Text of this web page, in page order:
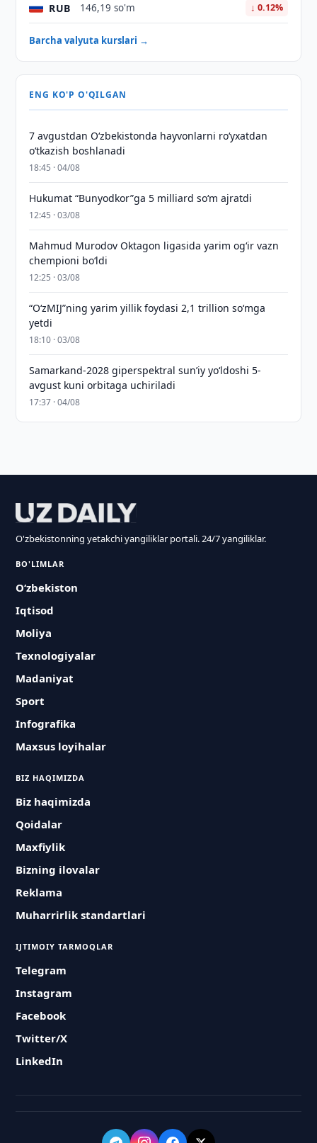
RUB 146,19 so'm ↓ 0.12%
Barcha valyuta kurslari →
ENG KO'P O'QILGAN
7 avgustdan O‘zbekistonda hayvonlarni ro‘yxatdan
o‘tkazish boshlanadi
18:45 · 04/08
Hukumat “Bunyodkor”ga 5 milliard so‘m ajratdi
12:45 · 03/08
Mahmud Murodov Oktagon ligasida yarim og‘ir vazn
chempioni bo‘ldi
12:25 · 03/08
“O‘zMIJ”ning yarim yillik foydasi 2,1 trillion so‘mga
yetdi
18:10 · 03/08
Samarkand-2028 giperspektral sun’iy yo‘ldoshi 5-
avgust kuni orbitaga uchiriladi
17:37 · 04/08
O'zbekistonning yetakchi yangiliklar portali. 24/7 yangiliklar.
BO'LIMLAR
O‘zbekiston
Iqtisod
Moliya
Texnologiyalar
Madaniyat
Sport
Infografika
Maxsus loyihalar
BIZ HAQIMIZDA
Biz haqimizda
Qoidalar
Maxfiylik
Bizning ilovalar
Reklama
Muharrirlik standartlari
IJTIMOIY TARMOQLAR
Telegram
Instagram
Facebook
Twitter/X
LinkedIn